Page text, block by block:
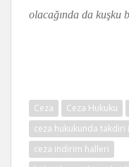
olacağında da kuşku
Ceza Ceza Hukuku
ceza hukukunda takdiri
ceza indirim halleri